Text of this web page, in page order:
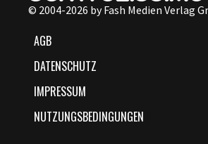
© 2004-2026 by Fash Medien Verlag
AGB
DATENSCHUTZ
IMPRESSUM
NUTZUNGSBEDINGUNGEN